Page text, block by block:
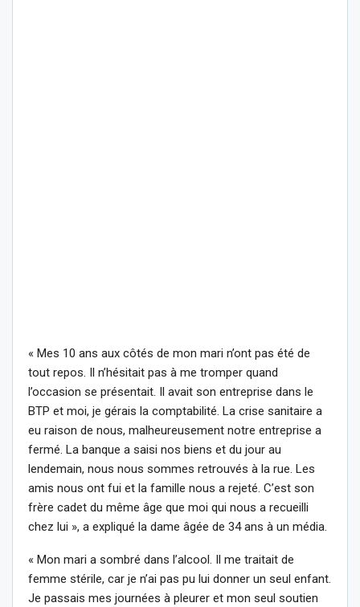
« Mes 10 ans aux côtés de mon mari n’ont pas été de
tout repos. Il n’hésitait pas à me tromper quand
l’occasion se présentait. Il avait son entreprise dans le
BTP et moi, je gérais la comptabilité. La crise sanitaire a
eu raison de nous, malheureusement notre entreprise a
fermé. La banque a saisi nos biens et du jour au
lendemain, nous nous sommes retrouvés à la rue. Les
amis nous ont fui et la famille nous a rejeté. C’est son
frère cadet du même âge que moi qui nous a recueilli
chez lui », a expliqué la dame âgée de 34 ans à un média.
« Mon mari a sombré dans l’alcool. Il me traitait de
femme stérile, car je n’ai pas pu lui donner un seul enfant.
Je passais mes journées à pleurer et mon seul soutien